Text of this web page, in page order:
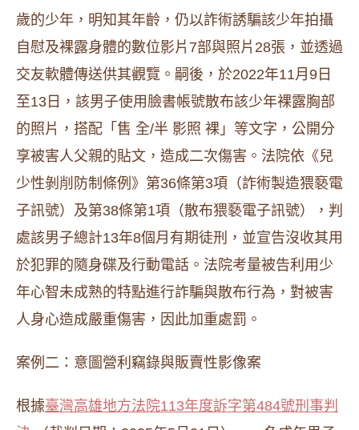
歲的少年，明知其年齡，仍以詐術誘騙該少年拍攝
自慰及裸露身體的數位影片7部與照片28張，並透過
交友軟體傳送供其觀覽。嗣後，於2022年11月9日
至13日，該男子使用臉書帳號散布該少年裸露胸部
的照片，搭配「售 全/半 影照 裸」等文字，公開分
享被害人父親的貼文，造成二次傷害。法院依《兒
少性剝削防制條例》第36條第3項（詐術製造猥褻電
子訊號）及第38條第1項（散布猥褻電子訊號），判
處該男子總計13年8個月有期徒刑，並宣告沒收其用
於犯罪的隨身碟及行動電話。法院考量被告利用少
年心智未成熟的特點進行詐騙與散布行為，對被害
人身心造成嚴重傷害，因此加重處罰。
案例二：意圖營利竊錄與販賣性影像案
根據臺灣高雄地方法院113年度訴字第484號刑事判